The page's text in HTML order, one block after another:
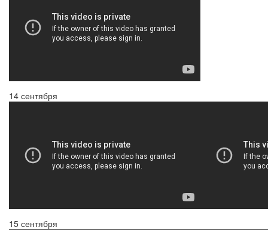
14 сентября
15 сентября